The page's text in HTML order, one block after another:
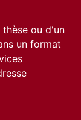
ou d'un
un format